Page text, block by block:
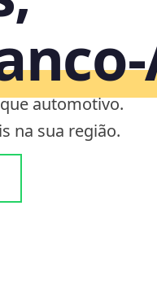
automotivo.
na sua região.